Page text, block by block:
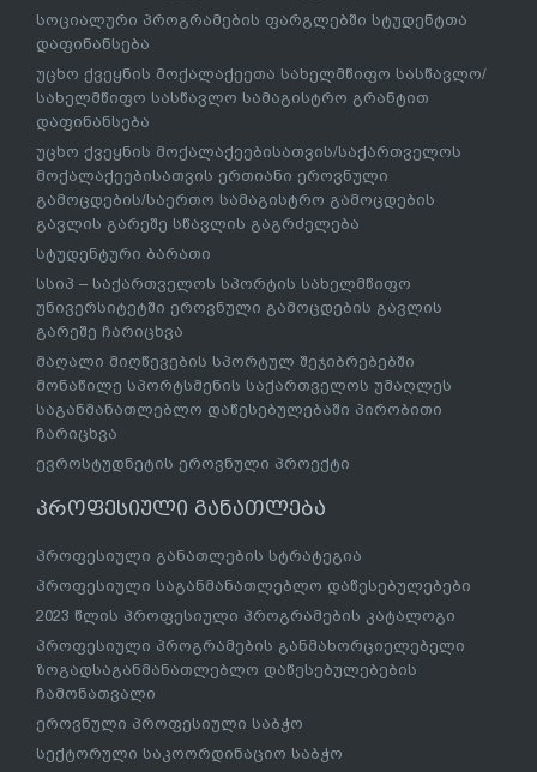
სოციალური პროგრამების ფარგლებში სტუდენტთა
დაფინანსება
უცხო ქვეყნის მოქალაქეეთა სახელმწიფო სასწავლო/
სახელმწიფო სასწავლო სამაგისტრო გრანტით
დაფინანსება
უცხო ქვეყნის მოქალაქეებისათვის/საქართველოს
მოქალაქეებისათვის ერთიანი ეროვნული
გამოცდების/საერთო სამაგისტრო გამოცდების
გავლის გარეშე სწავლის გაგრძელება
სტუდენტური ბარათი
სსიპ – საქართველოს სპორტის სახელმწიფო
უნივერსიტეტში ეროვნული გამოცდების გავლის
გარეშე ჩარიცხვა
მაღალი მიღწევების სპორტულ შეჯიბრებებში
მონაწილე სპორტსმენის საქართველოს უმაღლეს
საგანმანათლებლო დაწესებულებაში პირობითი
ჩარიცხვა
ევროსტუდნეტის ეროვნული პროექტი
პროფესიული განათლება
პროფესიული განათლების სტრატეგია
პროფესიული საგანმანათლებლო დაწესებულებები
2023 წლის პროფესიული პროგრამების კატალოგი
პროფესიული პროგრამების განმახორციელებელი
ზოგადსაგანმანათლებლო დაწესებულებების
ჩამონათვალი
ეროვნული პროფესიული საბჭო
სექტორული საკოორდინაციო საბჭო